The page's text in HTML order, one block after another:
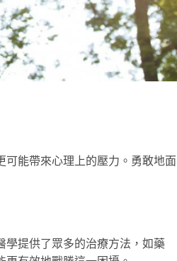
可能帶來心理上的壓力。勇敢地面
學提供了眾多的治療方法，如藥